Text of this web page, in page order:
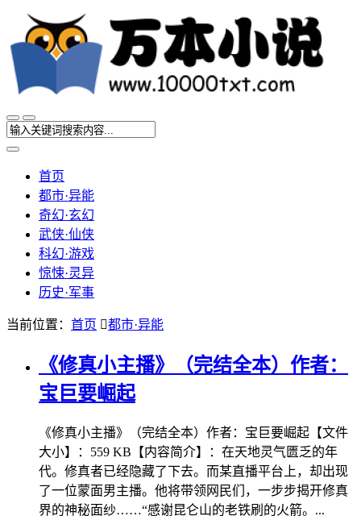
首页
都市·异能
奇幻·玄幻
武侠·仙侠
科幻·游戏
惊悚·灵异
历史·军事
当前位置： 首页 都市·异能
《修真小主播》（完结全本）作者：
宝巨要崛起
《修真小主播》（完结全本）作者：宝巨要崛起【文件
大小】：559 KB【内容简介】：在天地灵气匮乏的年
代。修真者已经隐藏了下去。而某直播平台上，却出现
了一位蒙面男主播。他将带领网民们，一步步揭开修真
界的神秘面纱……“感谢昆仑山的老铁刷的火箭。...